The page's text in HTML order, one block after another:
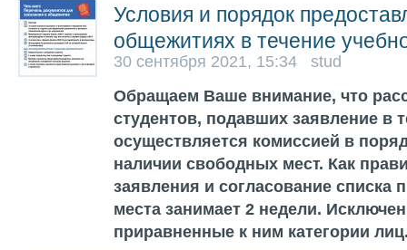
Условия и порядок
общежитиях в течение
30 сентября 2021, 15:34 stud
Обращаем Ваше внимание, что
студентов, подавших заявление в
осуществляется комиссией в
наличии свободных мест. Как
заявления и согласование списка
места занимает 2 недели.
приравненные к ним категории